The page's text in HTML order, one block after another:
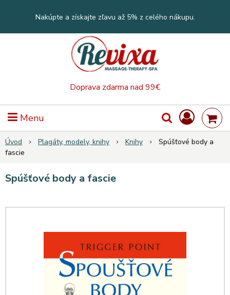
Doprava zdarma nad 99€
Nakúpte a získajte zľavu až 5% z celého nákupu.
Menu
Úvod Plagáty, modely, knihy Knihy
Spúšťové body a
fascie
Spúšťové body a fascie